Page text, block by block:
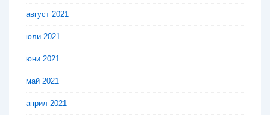
август 2021
юли 2021
юни 2021
май 2021
април 2021